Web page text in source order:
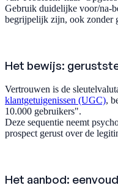
Gebruik duidelijke voor/na-
begrijpelijk zijn, ook zonder
Het bewijs:
Vertrouwen is de
klantgetuigenissen (UGC),
10.000 gebruikers".
Deze sequentie neemt
prospect gerust over de
Het aanbod: